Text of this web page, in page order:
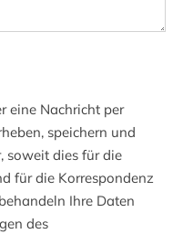
eine Nachricht per
speichern und
soweit dies für die
für die Korrespondenz
Ihre Daten
des